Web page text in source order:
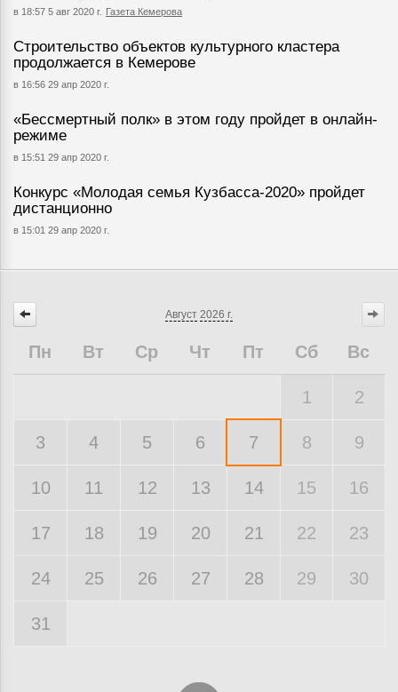
в 18:57 5 авг 2020 г. Газета Кемерова
Строительство объектов культурного кластера
продолжается в Кемерове
в 16:56 29 апр 2020 г.
«Бессмертный полк» в этом году пройдет в онлайн-
режиме
в 15:51 29 апр 2020 г.
Конкурс «Молодая семья Кузбасса-2020» пройдет
дистанционно
в 15:01 29 апр 2020 г.
Август 2026 г.
Пн Вт Ср Чт Пт Сб Вс
1 2
3 4 5 6 7 8 9
10 11 12 13 14 15 16
17 18 19 20 21 22 23
24 25 26 27 28 29 30
31